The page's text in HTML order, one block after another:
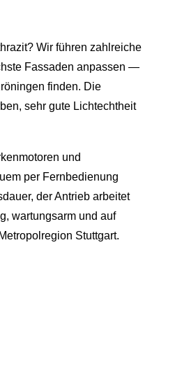
Wir führen zahlreiche
Fassaden anpassen —
finden. Die
sehr gute Lichtechtheit
und
per Fernbedienung
der Antrieb arbeitet
wartungsarm und auf
Stuttgart.